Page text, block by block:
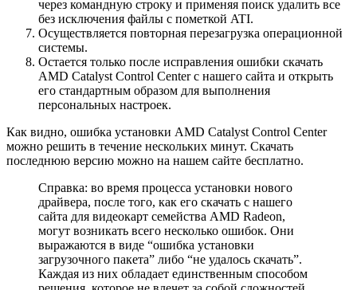
через командную строку и применяя поиск удалить все
без исключения файлы с пометкой ATI.
Осуществляется повторная перезагрузка операционной
системы.
Остается только после исправления ошибки скачать
AMD Catalyst Control Center с нашего сайта и открыть
его стандартным образом для выполнения
персональных настроек.
Как видно, ошибка установки AMD Catalyst Control Center
можно решить в течение нескольких минут. Скачать
последнюю версию можно на нашем сайте бесплатно.
Справка: во время процесса установки нового
драйвера, после того, как его скачать с нашего
сайта для видеокарт семейства AMD Radeon,
могут возникать всего несколько ошибок. Они
выражаются в виде “ошибка установки
загрузочного пакета” либо “не удалось скачать”.
Каждая из них обладает единственным способом